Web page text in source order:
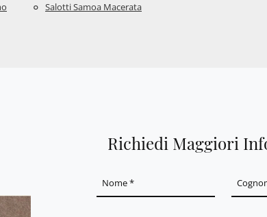
Salotti Samoa Macerata
Richiedi Maggiori